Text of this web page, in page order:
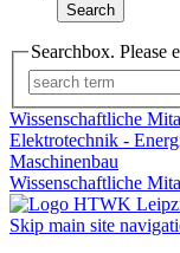
Search
Searchbox. Please
Wissenschaftliche
Elektrotechnik -
Maschinenbau
Wissenschaftliche
Skip main site